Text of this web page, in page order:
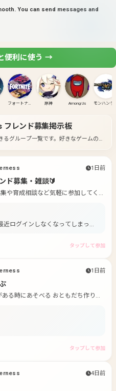
You can send messages and
便利に使う →
フォートナイト 原神 Among Us
フレンド募集掲示板
グループ一覧です。 好きなゲームの
1日前
ド募集・雑談🔰
や育成相談など気軽に参加してくだ
近ログインしなくなってしまった
タップして参加
1日前
る時にあそべる おともだち作りの
ね
タップして参加
4日前